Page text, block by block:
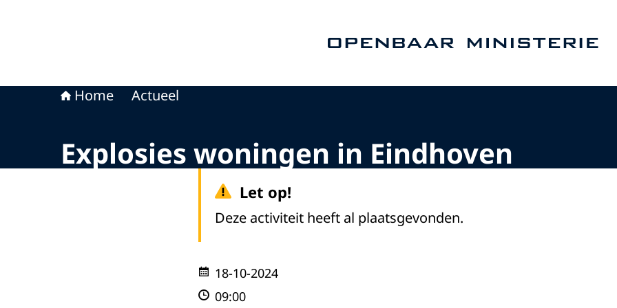
Home Actueel
Explosies woningen in Eindhoven
Let op!
Deze activiteit heeft al plaatsgevonden.
18-10-2024
09:00